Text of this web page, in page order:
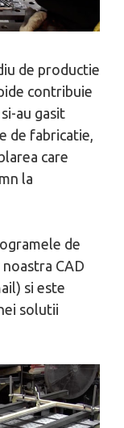
de productie
contribuie
au gasit
de fabricatie,
care
la
de
CAD
si este
solutii